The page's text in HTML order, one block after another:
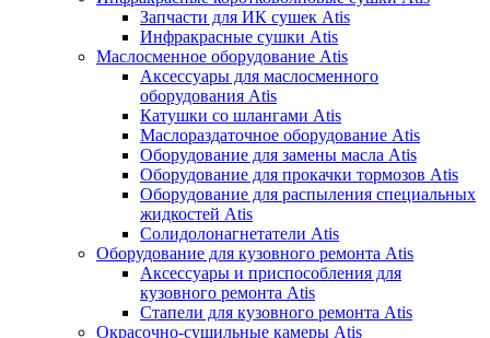
Запчасти для ИК сушек Atis
Инфракрасные сушки Atis
Маслосменное оборудование Atis
Аксессуары для маслосменного
оборудования Atis
Катушки со шлангами Atis
Маслораздаточное оборудование Atis
Оборудование для замены масла Atis
Оборудование для прокачки тормозов Atis
Оборудование для распыления специальных
жидкостей Atis
Солидолонагнетатели Atis
Оборудование для кузовного ремонта Atis
Аксессуары и приспособления для
кузовного ремонта Atis
Стапели для кузовного ремонта Atis
Окрасочно-сушильные камеры Atis